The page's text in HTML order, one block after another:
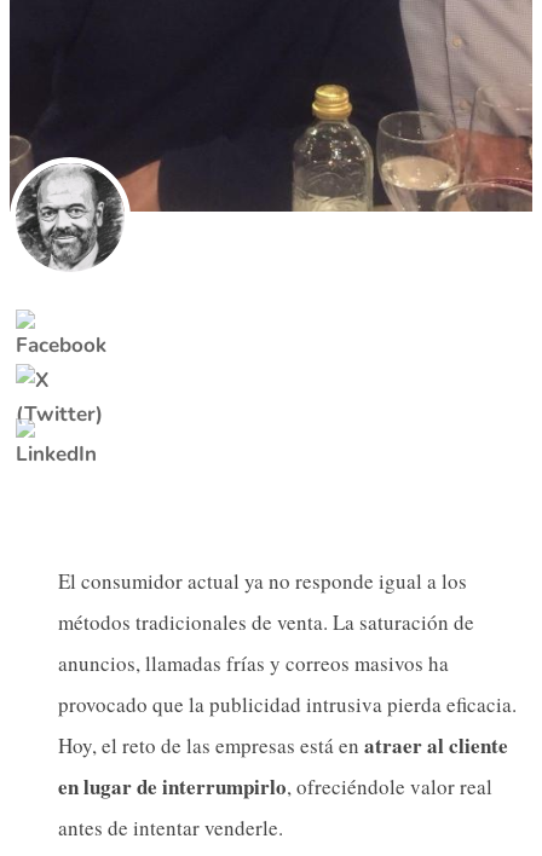
El consumidor actual ya no responde igual a los
métodos tradicionales de venta. La saturación de
anuncios, llamadas frías y correos masivos ha
provocado que la publicidad intrusiva pierda eficacia.
Hoy, el reto de las empresas está en atraer al cliente
en lugar de interrumpirlo, ofreciéndole valor real
antes de intentar venderle.